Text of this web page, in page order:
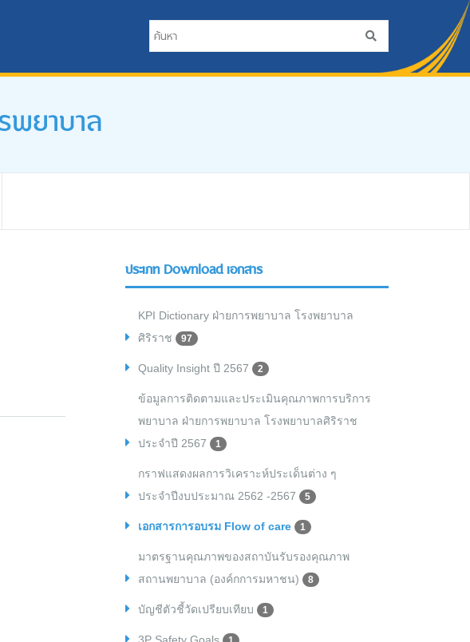
ยาบาล
ประเภท Download เอกสาร
KPI Dictionary ฝ่ายการพยาบาล โรงพยาบาล
ศิริราช
97
Quality Insight ปี 2567 2
ข้อมูลการติดตามและประเมินคุณภาพการบริการ
พยาบาล ฝ่ายการพยาบาล โรงพยาบาลศิริราช
ประจำปี 2567
1
กราฟแสดงผลการวิเคราะห์ประเด็นต่าง ๆ
ประจำปีงบประมาณ 2562 -2567
5
เอกสารการอบรม Flow of care 1
มาตรฐานคุณภาพของสถาบันรับรองคุณภาพ
สถานพยาบาล (องค์กการมหาชน)
8
บัญชีตัวชี้วัดเปรียบเทียบ 1